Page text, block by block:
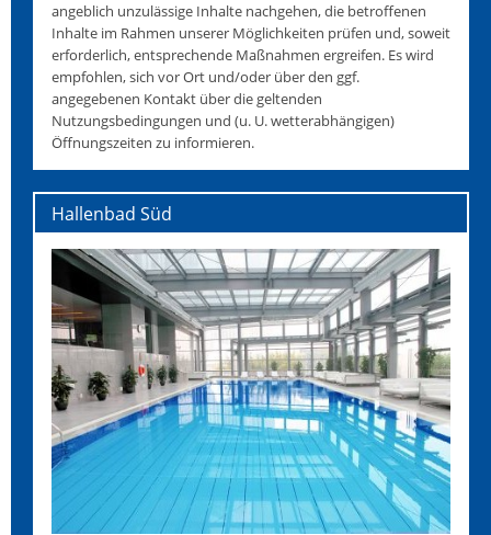
angeblich unzulässige Inhalte nachgehen, die betroffenen
Inhalte im Rahmen unserer Möglichkeiten prüfen und, soweit
erforderlich, entsprechende Maßnahmen ergreifen. Es wird
empfohlen, sich vor Ort und/oder über den ggf.
angegebenen Kontakt über die geltenden
Nutzungsbedingungen und (u. U. wetterabhängigen)
Öffnungszeiten zu informieren.
Hallenbad Süd